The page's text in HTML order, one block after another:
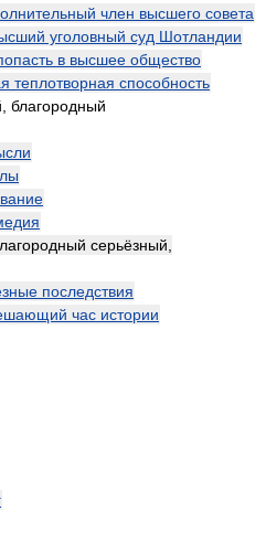
член высшего совета
уголовный суд Шотландии
в высшее общество
теплотворная способность
благородный
серьёзный,
последствия
час истории